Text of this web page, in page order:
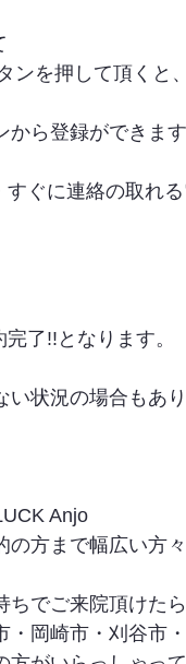
を押して頂くと
ら登録ができます
ぐに連絡の取れ
了!!となります。
状況の場合もあ
Anjo
方まで幅広い方
でご来院頂けたら
岡崎市・刈谷市